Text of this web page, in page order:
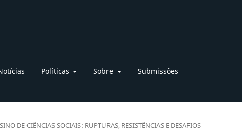
Políticas Sobre Submissões
DE CIÊNCIAS SOCIAIS: RUPTURAS, RESISTÊNCIAS E DESAFIOS